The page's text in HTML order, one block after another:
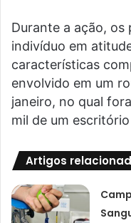
Durante a ação, os
indivíduo em
características
envolvido em um
janeiro, no qual
mil de um
Artigos